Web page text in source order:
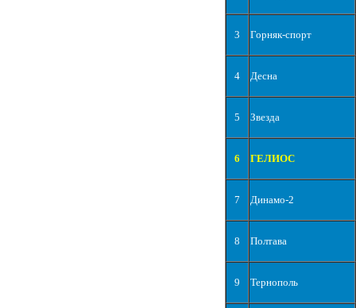
3 Горняк-спорт
4 Десна
5 Звезда
6 ГЕЛИОС
7 Динамо-2
8 Полтава
9 Тернополь